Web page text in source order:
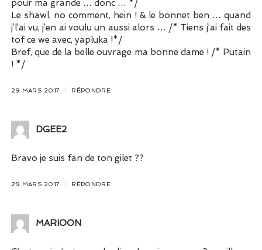
pour ma grande … donc … */
Le shawl, no comment, hein ! & le bonnet ben … quand
j’l’ai vu, j’en ai voulu un aussi alors … /* Tiens j’ai fait des
tof ce we avec, yapluka !*/
Bref, que de la belle ouvrage ma bonne dame ! /* Putain
! */
29 MARS 2017 RÉPONDRE
DGEE2
Bravo je suis fan de ton gilet ??
29 MARS 2017 RÉPONDRE
MARIOON